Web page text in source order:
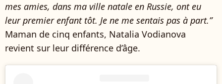
mes amies, dans ma ville natale en Russie, ont eu
leur premier enfant tôt. Je ne me sentais pas à part.”
Maman de cinq enfants, Natalia Vodianova
revient sur leur différence d’âge.